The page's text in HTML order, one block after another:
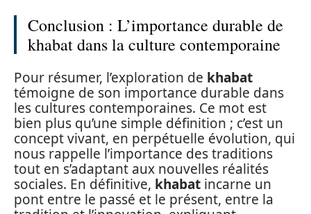
Conclusion : L’importance durable de
khabat dans la culture contemporaine
Pour résumer, l’exploration de khabat
témoigne de son importance durable dans
les cultures contemporaines. Ce mot est
bien plus qu’une simple définition ; c’est un
concept vivant, en perpétuelle évolution, qui
nous rappelle l’importance des traditions
tout en s’adaptant aux nouvelles réalités
sociales. En définitive, khabat incarne un
pont entre le passé et le présent, entre la